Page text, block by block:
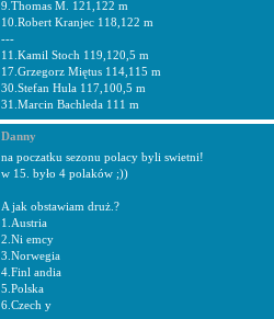
9.Thomas M. 121,122 m
10.Robert Kranjec 118,122 m
---
11.Kamil Stoch 119,120,5 m
17.Grzegorz Miętus 114,115 m
30.Stefan Hula 117,100,5 m
31.Marcin Bachleda 111 m
Danny
na poczatku sezonu polacy byli swietni!
w 15. było 4 polaków ;))
A jak obstawiam druż.?
1.Austria
2.Ni emcy
3.Norwegia
4.Finl andia
5.Polska
6.Czech y